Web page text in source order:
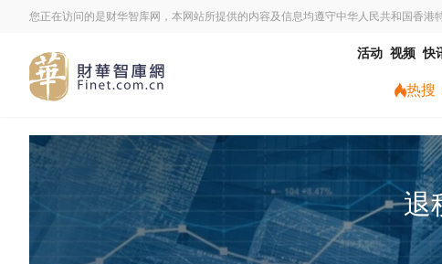
您正在访问的是财华智库网，本网站所提供的内容及信息均遵守中华人民共和国香港
活动 视频 快
热搜
退